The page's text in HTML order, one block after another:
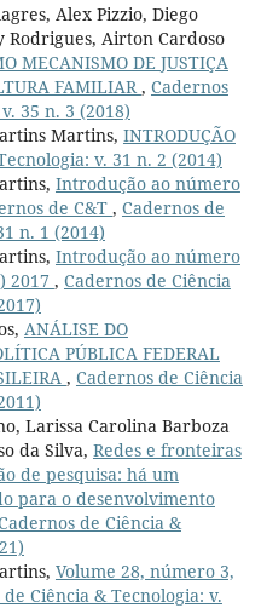
Alex Pizzio, Diego
Rodrigues, Airton Cardoso
MECANISMO DE JUSTIÇA
FAMILIAR , Cadernos
35 n. 3 (2018)
Martins, INTRODUÇÃO
v. 31 n. 2 (2014)
Introdução ao número
de C&T , Cadernos de
n. 1 (2014)
Introdução ao número
2017 , Cadernos de Ciência
ANÁLISE DO
PÚBLICA FEDERAL
, Cadernos de Ciência
Larissa Carolina Barboza
da Silva, Redes e fronteiras
de pesquisa: há um
para o desenvolvimento
de Ciência &
Volume 28, número 3,
Ciência & Tecnologia: v.